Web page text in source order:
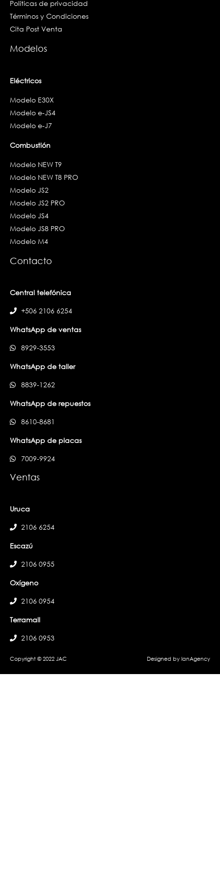
Políticas de privacidad
Términos y Condiciones
Cita Post Venta
Modelos
Eléctricos
Modelo E30X
Modelo e-JS4
Modelo e-J7
Combustión
Modelo NEW T9
Modelo NEW T8 PRO
Modelo JS2
Modelo JS2 PRO
Modelo JS4
Modelo JS8 PRO
Modelo M4
Contacto
Central telefónica
+506 2106 6254
WhatsApp de ventas
8929-3553
WhatsApp de taller
8839-1262
WhatsApp de repuestos
8610-8681
WhatsApp de placas
7009-9924
Ventas
Uruca
2106 6254
Escazú
2106 0955
Oxígeno
2106 0954
Terramall
2106 0953
Copyright © 2022 JAC Designed by IanAgency